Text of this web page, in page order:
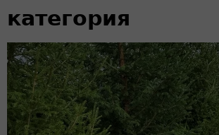
категория